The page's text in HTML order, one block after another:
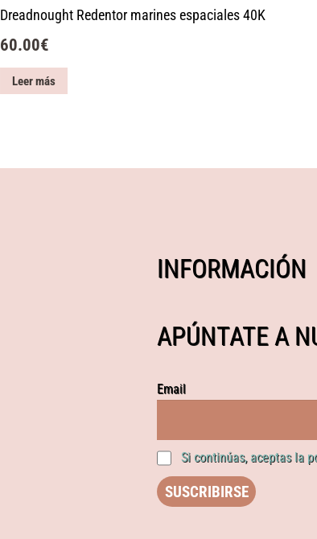
Dreadnought Redentor marines espaciales 40K
60.00€
Leer más
INFORMACIÓN
APÚNTATE A
Email
Si continúas, aceptas la